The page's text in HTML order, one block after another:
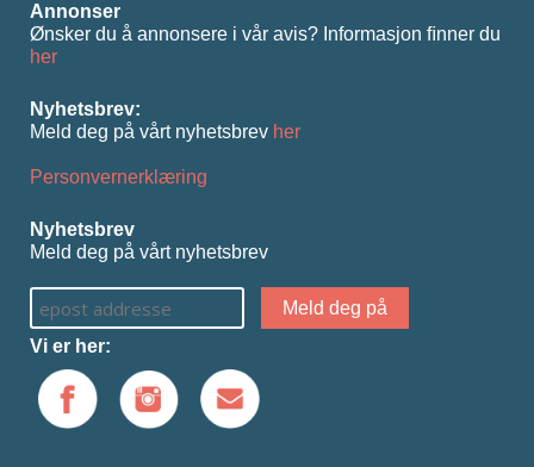
Annonser
Ønsker du å annonsere i vår avis? Informasjon ﬁnner du
her
Nyhetsbrev:
Meld deg på vårt nyhetsbrev her
Personvernerklæring
Nyhetsbrev
Meld deg på vårt nyhetsbrev
Vi er her: